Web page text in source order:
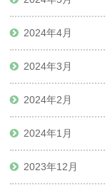
2024年4月
2024年3月
2024年2月
2024年1月
2023年12月